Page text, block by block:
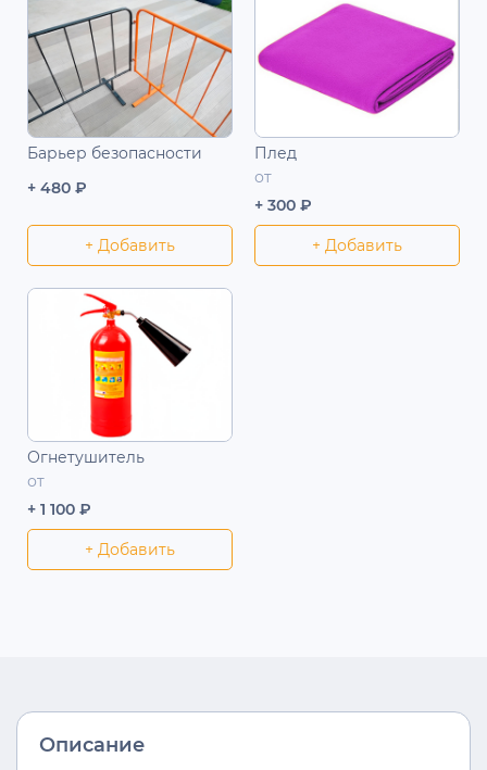
Барьер безопасности
+ 480 ₽
+ Добавить
Плед
от
+ 300 ₽
+ Добавить
Огнетушитель
от
+ 1 100 ₽
+ Добавить
Описание